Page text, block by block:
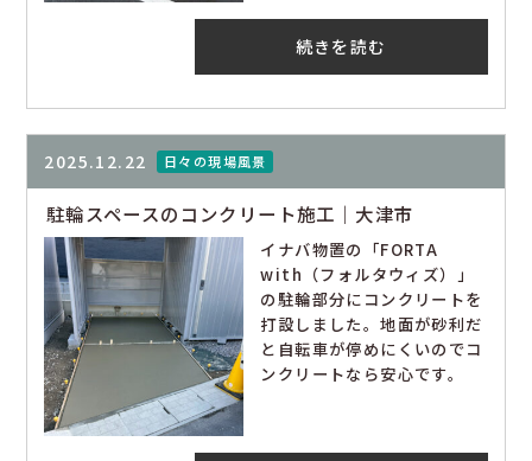
続きを読む
2025.12.22 日々の現場風景
駐輪スペースのコンクリート施工｜大津市
イナバ物置の「FORTA
with（フォルタウィズ）」
の駐輪部分にコンクリートを
打設しました。地面が砂利だ
と自転車が停めにくいのでコ
ンクリートなら安心です。